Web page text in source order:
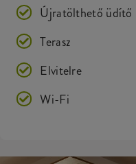
Újratölthető üdítő
Terasz
Elvitelre
Wi-Fi